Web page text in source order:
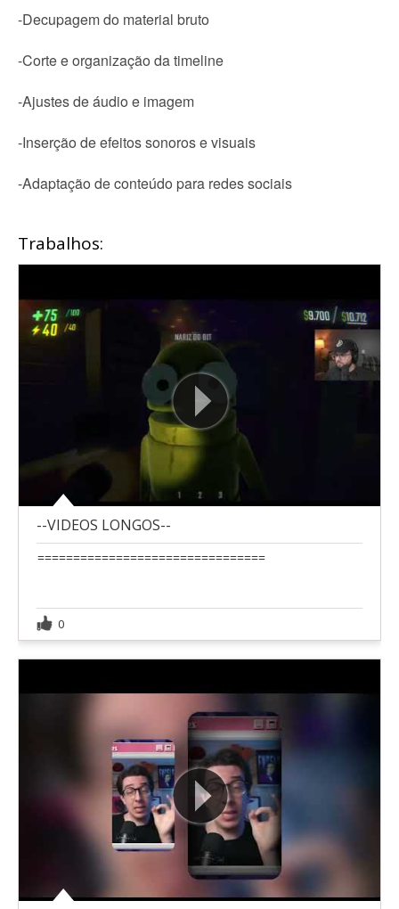
-Decupagem do material bruto
-Corte e organização da timeline
-Ajustes de áudio e imagem
-Inserção de efeitos sonoros e visuais
-Adaptação de conteúdo para redes sociais
Trabalhos:
--VIDEOS LONGOS--
================================
0